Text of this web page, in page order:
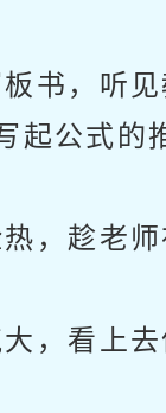
书，听见
起公式的
趁老师
，看上去